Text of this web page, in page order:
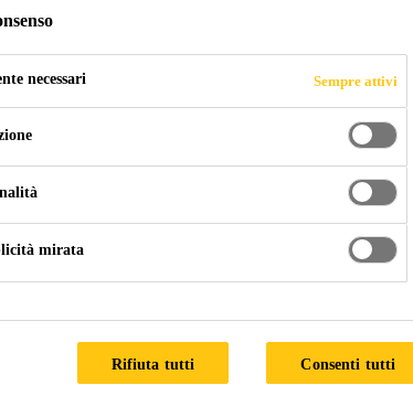
possiamo aiutarti?
necessari Sempre attivi
mirata
Rifiuta tutti Consenti tutti